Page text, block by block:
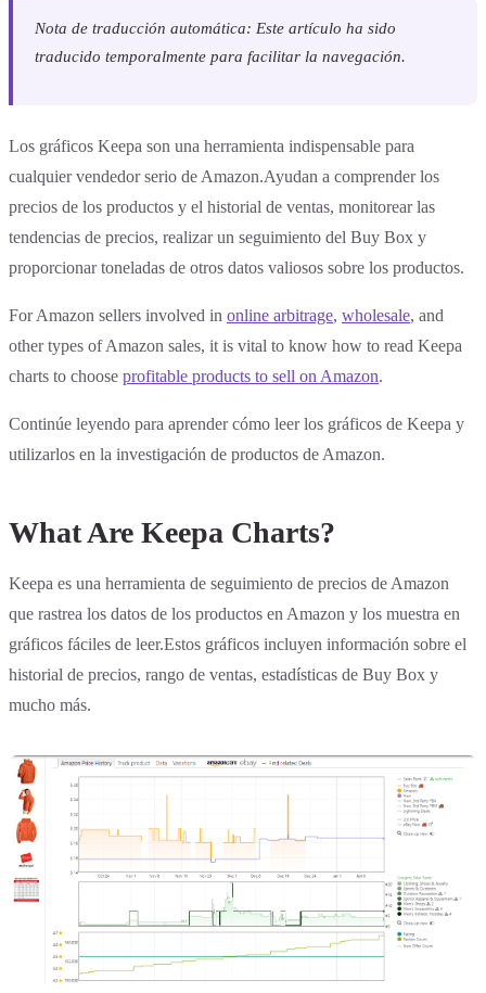
Nota de traducción automática: Este artículo ha sido
traducido temporalmente para facilitar la navegación.
Los gráficos Keepa son una herramienta indispensable para
cualquier vendedor serio de Amazon.Ayudan a comprender los
precios de los productos y el historial de ventas, monitorear las
tendencias de precios, realizar un seguimiento del Buy Box y
proporcionar toneladas de otros datos valiosos sobre los productos.
For Amazon sellers involved in online arbitrage, wholesale, and
other types of Amazon sales, it is vital to know how to read Keepa
charts to choose profitable products to sell on Amazon.
Continúe leyendo para aprender cómo leer los gráficos de Keepa y
utilizarlos en la investigación de productos de Amazon.
What Are Keepa Charts?
Keepa es una herramienta de seguimiento de precios de Amazon
que rastrea los datos de los productos en Amazon y los muestra en
gráficos fáciles de leer.Estos gráficos incluyen información sobre el
historial de precios, rango de ventas, estadísticas de Buy Box y
mucho más.